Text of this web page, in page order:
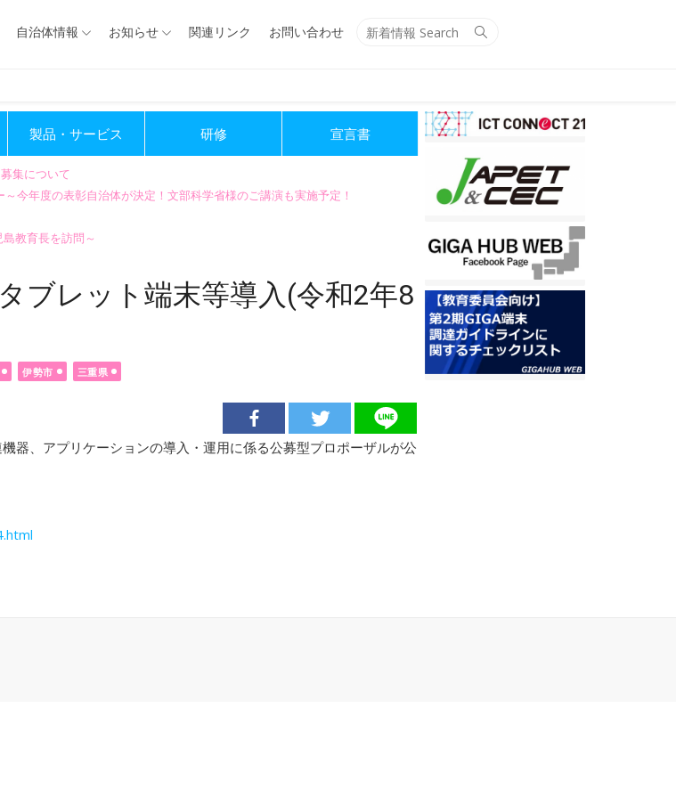
Search
自治体情報 お知らせ 関連リンク お問い合わせ
製品・サービス 研修 宣言書
集について
今年度の表彰自治体が決定！文部科学省様のご講演も実施予定！
教育長を訪問～
ブレット端末等導入(令和2年8
伊勢市 三重県
器、アプリケーションの導入・運用に係る公募型プロポーザルが公